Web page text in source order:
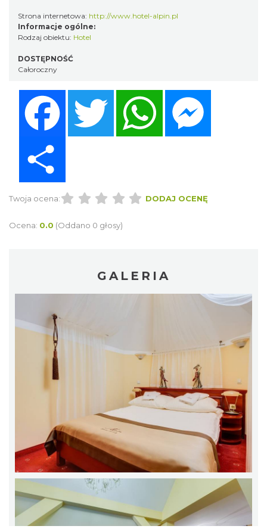
Strona internetowa: http://www.hotel-alpin.pl
Informacje ogólne:
Rodzaj obiektu: Hotel
DOSTĘPNOŚĆ
Całoroczny
Twitter WhatsApp
Twoja ocena: DODAJ OCENĘ
Ocena: 0.0 (Oddano 0 głosy)
GALERIA